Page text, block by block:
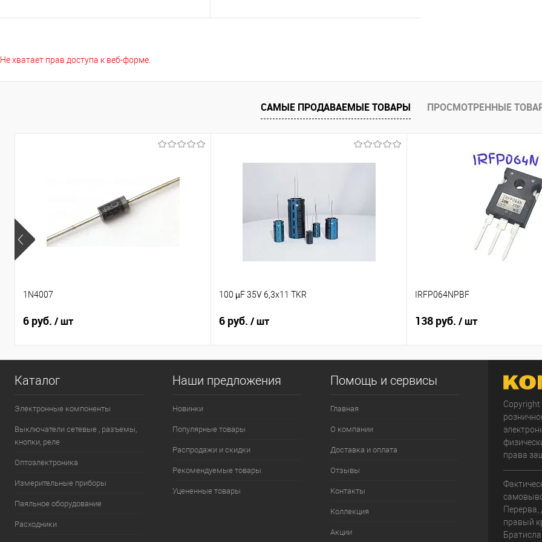
Не хватает прав доступа к веб-форме.
САМЫЕ ПРОДАВАЕМЫЕ ТОВАРЫ ПРОСМОТРЕННЫЕ
1N4007
6 руб. / шт
100 µF 35V 6,3x11 TKR
6 руб. / шт
IRFP064NPBF
138 руб. / шт
Каталог
Электронные компоненты
Выключатели сетевые , разъемы,
кнопки, реле
Оптоэлектроника
Измерительные приборы
Паяльное оборудование
Расходники
Наши предложения
Новинки
Популярные товары
Распродажи и скидки
Рекомендуемые товары
Уцененные товары
Помощь и сервисы
Главная
О компании
Доставка и оплата
Отзывы
Контакты
Коллекция
Акции
права
Перерва,
правый